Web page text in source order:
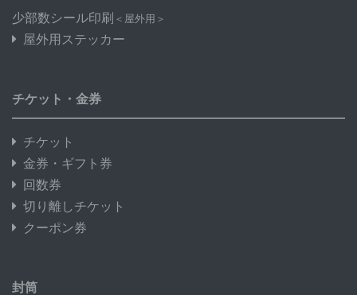
少部数シール印刷 ＜屋外用＞
屋外用ステッカー
チケット・金券
チケット
金券・ギフト券
回数券
切り離しチケット
クーポン券
封筒